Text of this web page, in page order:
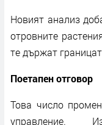
Новият анализ
отровните
те държат
Поетапен отговор
Това число
управление.